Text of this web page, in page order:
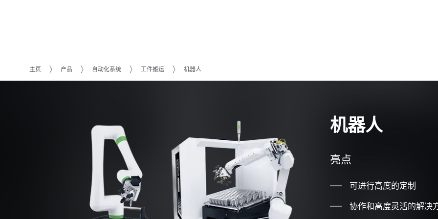
主页 产品 自动化系统 工件搬运 机器人
机器人
亮点
可进行高度的定制
协作和高度灵活的解决